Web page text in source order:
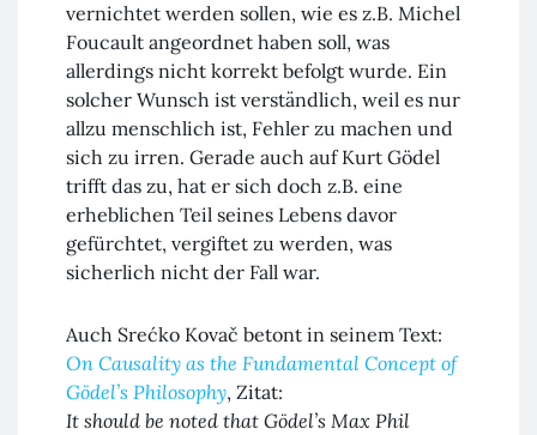
vernichtet werden sollen, wie es z.B. Michel
Foucault angeordnet haben soll, was
allerdings nicht korrekt befolgt wurde. Ein
solcher Wunsch ist verständlich, weil es nur
allzu menschlich ist, Fehler zu machen und
sich zu irren. Gerade auch auf Kurt Gödel
trifft das zu, hat er sich doch z.B. eine
erheblichen Teil seines Lebens davor
gefürchtet, vergiftet zu werden, was
sicherlich nicht der Fall war.
Auch Srećko Kovač betont in seinem Text:
On Causality as the Fundamental Concept of
Gödel’s Philosophy, Zitat:
It should be noted that Gödel’s Max Phil